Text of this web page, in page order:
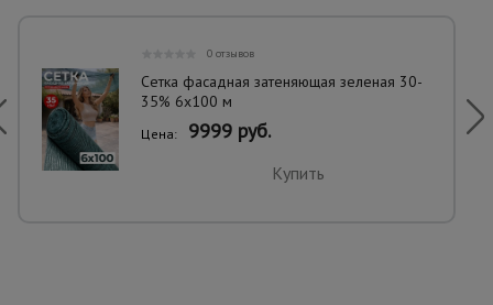
0 отзывов
Сетка фасадная затеняющая зеленая 30-
35% 6х100 м
Цена: 9999 руб.
Купить